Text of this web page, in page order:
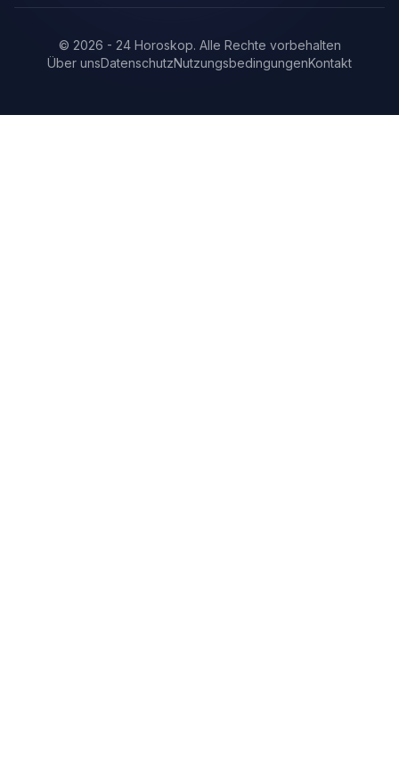
© 2026 - 24 Horoskop. Alle Rechte vorbehalten
Über unsDatenschutzNutzungsbedingungenKontakt